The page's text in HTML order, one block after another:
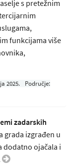
s pretežnim
funkcijama više
2025.
Područje:
zadarskih
grada izgrađen u
dodatno ojačala i